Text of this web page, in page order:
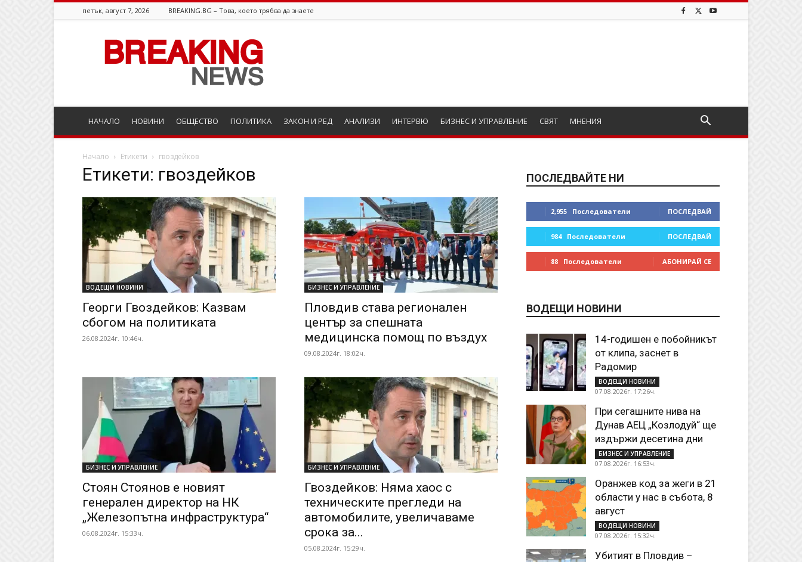
петък, август 7, 2026 BREAKING.BG – Това, което трябва да знаете
Breaking.bg
НАЧАЛО НОВИНИ ОБЩЕСТВО ПОЛИТИКА ЗАКОН И РЕД АНАЛИЗИ ИНТЕРВЮ БИЗНЕС И УПРАВЛЕНИЕ СВЯТ МНЕНИЯ
Начало Етикети гвоздейков
Етикети: гвоздейков
ВОДЕЩИ НОВИНИ
Георги Гвоздейков: Казвам
сбогом на политиката
26.08.2024г. 10:46ч.
БИЗНЕС И УПРАВЛЕНИЕ
Пловдив става регионален
център за спешната
медицинска помощ по въздух
09.08.2024г. 18:02ч.
БИЗНЕС И УПРАВЛЕНИЕ
Стоян Стоянов е новият
генерален директор на НК
„Железопътна инфраструктура“
06.08.2024г. 15:33ч.
БИЗНЕС И УПРАВЛЕНИЕ
Гвоздейков: Няма хаос с
техническите прегледи на
автомобилите, увеличаваме
срока за...
05.08.2024г. 15:29ч.
ПОСЛЕДВАЙТЕ НИ
2,955 Последователи ПОСЛЕДВАЙ
984 Последователи ПОСЛЕДВАЙ
88 Последователи АБОНИРАЙ СЕ
ВОДЕЩИ НОВИНИ
14-годишен е побойникът
от клипа, заснет в
Радомир
ВОДЕЩИ НОВИНИ
07.08.2026г. 17:26ч.
При сегашните нива на
Дунав АЕЦ „Козлодуй“ ще
издържи десетина дни
БИЗНЕС И УПРАВЛЕНИЕ
07.08.2026г. 16:53ч.
Оранжев код за жеги в 21
области у нас в събота, 8
август
ВОДЕЩИ НОВИНИ
07.08.2026г. 15:32ч.
Убитият в Пловдив –